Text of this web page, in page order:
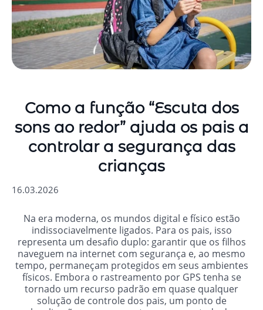
Como a função “Escuta dos
sons ao redor” ajuda os pais a
controlar a segurança das
crianças
16.03.2026
Na era moderna, os mundos digital e físico estão
indissociavelmente ligados. Para os pais, isso
representa um desafio duplo: garantir que os filhos
naveguem na internet com segurança e, ao mesmo
tempo, permaneçam protegidos em seus ambientes
físicos. Embora o rastreamento por GPS tenha se
tornado um recurso padrão em quase qualquer
solução de controle dos pais, um ponto de